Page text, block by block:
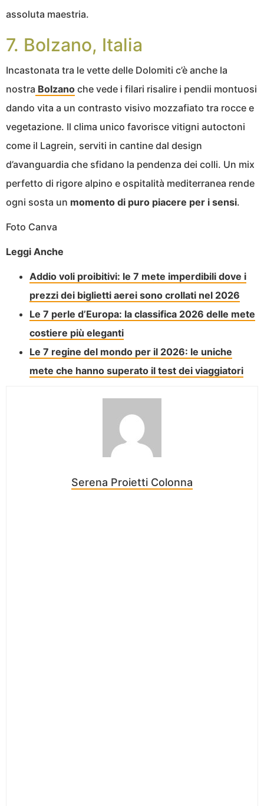
assoluta maestria.
7. Bolzano, Italia
Incastonata tra le vette delle Dolomiti c’è anche la
nostra Bolzano che vede i filari risalire i pendii montuosi
dando vita a un contrasto visivo mozzafiato tra rocce e
vegetazione. Il clima unico favorisce vitigni autoctoni
come il Lagrein, serviti in cantine dal design
d’avanguardia che sfidano la pendenza dei colli. Un mix
perfetto di rigore alpino e ospitalità mediterranea rende
ogni sosta un momento di puro piacere per i sensi.
Foto Canva
Leggi Anche
Addio voli proibitivi: le 7 mete imperdibili dove i
prezzi dei biglietti aerei sono crollati nel 2026
Le 7 perle d’Europa: la classifica 2026 delle mete
costiere più eleganti
Le 7 regine del mondo per il 2026: le uniche
mete che hanno superato il test dei viaggiatori
Serena Proietti Colonna